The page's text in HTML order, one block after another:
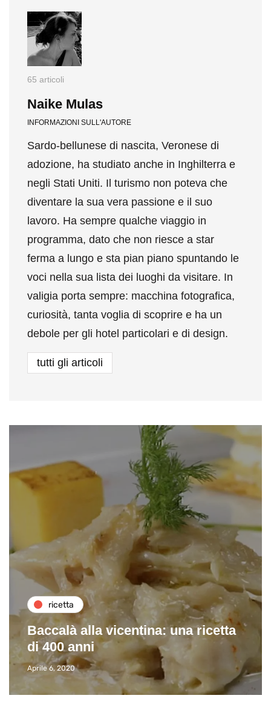
65 articoli
Naike Mulas
INFORMAZIONI SULL'AUTORE
Sardo-bellunese di nascita, Veronese di
adozione, ha studiato anche in Inghilterra e
negli Stati Uniti. Il turismo non poteva che
diventare la sua vera passione e il suo
lavoro. Ha sempre qualche viaggio in
programma, dato che non riesce a star
ferma a lungo e sta pian piano spuntando le
voci nella sua lista dei luoghi da visitare. In
valigia porta sempre: macchina fotografica,
curiosità, tanta voglia di scoprire e ha un
debole per gli hotel particolari e di design.
tutti gli articoli
ricetta
Baccalà alla vicentina: una ricetta
di 400 anni
Aprile 6, 2020